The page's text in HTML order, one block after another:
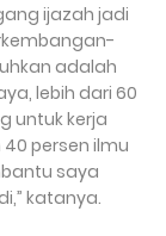
ijazah jadi
adalah
lebih dari 60
untuk kerja
persen ilmu
saya
katanya.